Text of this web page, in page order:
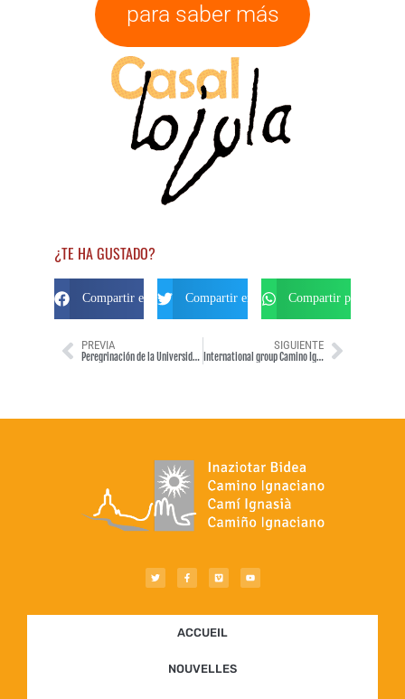
para saber más
¿TE HA GUSTADO?
Compartir en FacebookCompartir en TwitterCompartir por
PREVIA
Peregrinación de la Universidad de Santa Clara
SIGUIENTE
International group Camino Ignaciano – August 2016
ACCUEIL
NOUVELLES